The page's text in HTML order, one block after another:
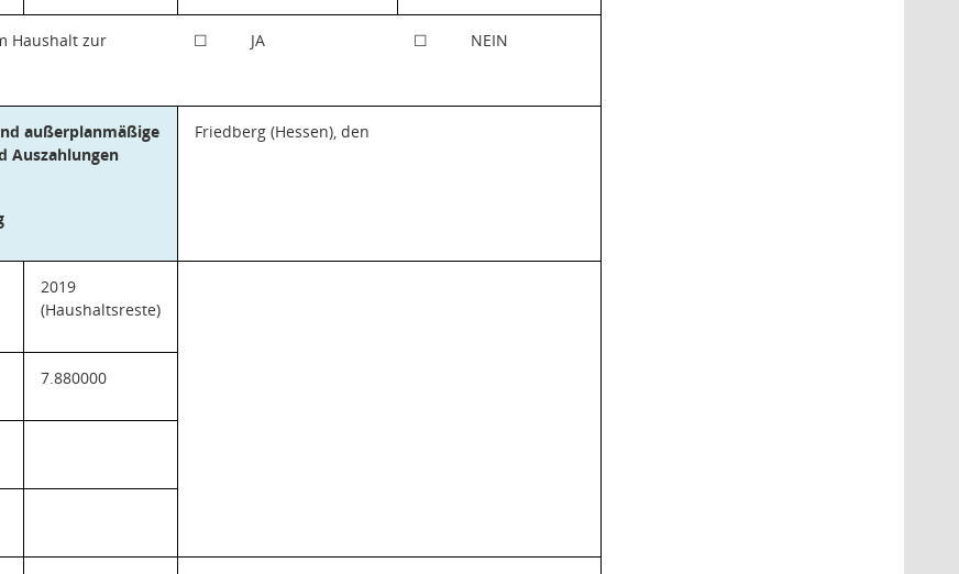
Haushalt zur
☐ JA ☐ NEIN
außerplanmäßige
Auszahlungen
Friedberg (Hessen), den
2019
(Haushaltsreste)
7.880000